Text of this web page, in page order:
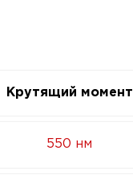
Крутящий момент
550 нм